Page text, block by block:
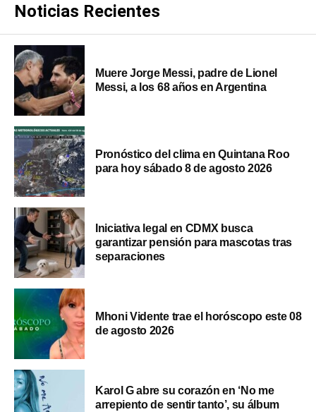
Noticias Recientes
Muere Jorge Messi, padre de Lionel
Messi, a los 68 años en Argentina
Pronóstico del clima en Quintana Roo
para hoy sábado 8 de agosto 2026
Iniciativa legal en CDMX busca
garantizar pensión para mascotas tras
separaciones
Mhoni Vidente trae el horóscopo este 08
de agosto 2026
Karol G abre su corazón en ‘No me
arrepiento de sentir tanto’, su álbum